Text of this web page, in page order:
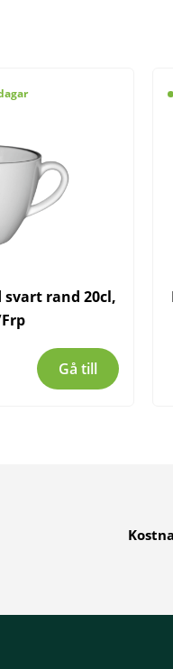
rand 20cl,
Gå till